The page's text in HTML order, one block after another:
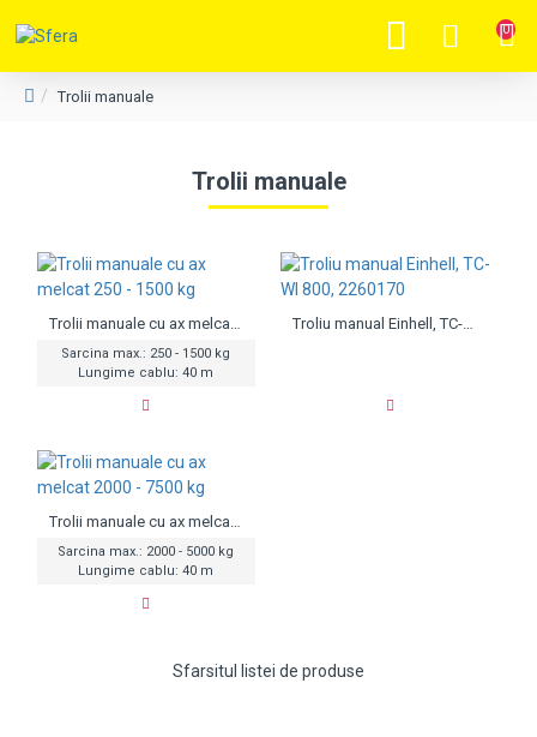
0
Trolii manuale
Trolii manuale
Sarcina max.: 250 - 1500 kg
Lungime cablu: 40 m
Sarcina max.: 2000 - 5000 kg
Lungime cablu: 40 m
Sfarsitul listei de produse